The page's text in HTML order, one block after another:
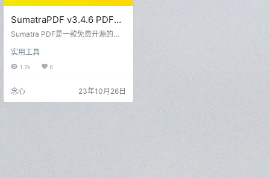
SumatraPDF v3.4.6 PDF阅
读软件官方开源免费版
Sumatra PDF是一款免费开源的轻
快、绿色便捷、单执行文件，不写
注册表项。SumatraPDF支持打开P
优点在于简洁的界面，没有注释功
能，没有导出TXT功能，功能极度
实用工具
1.7k 0
念心 23年10月26日